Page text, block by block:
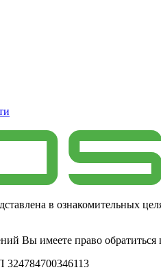
в ознакомительных
Вы имеете право обратиться